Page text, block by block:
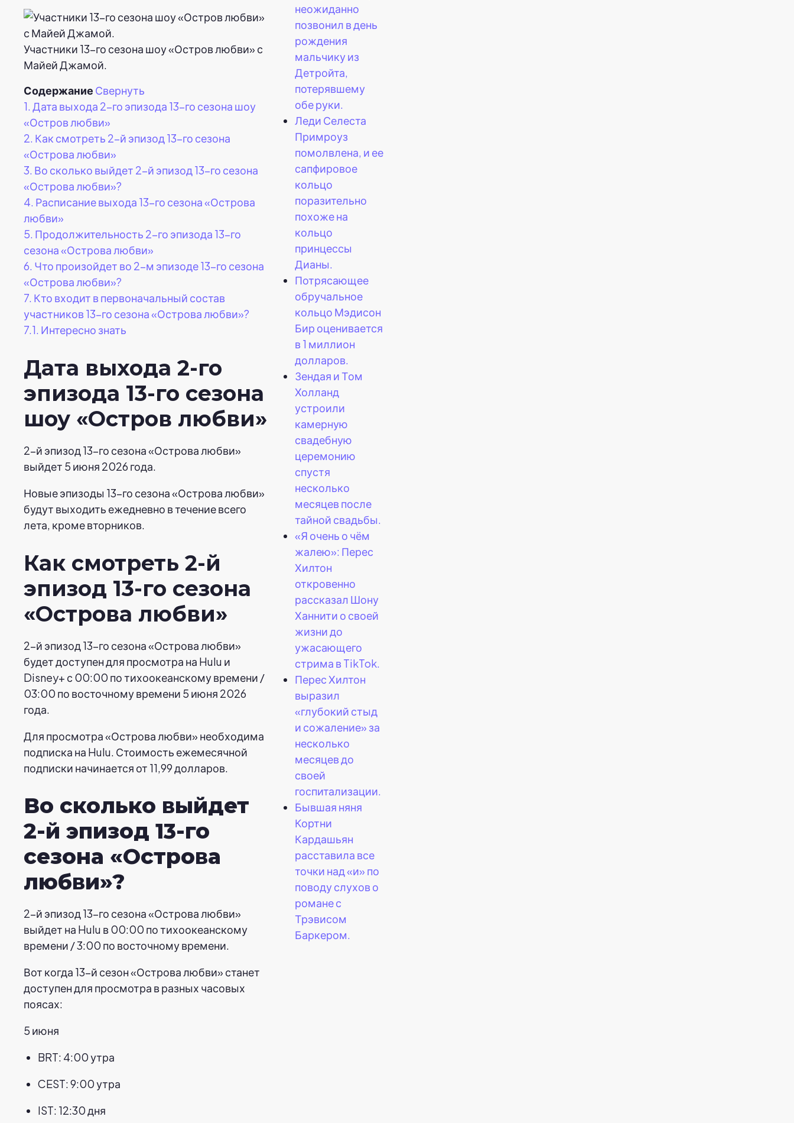
Участники 13-го сезона шоу «Остров любви» с
Майей Джамой.
Содержание Свернуть
1. Дата выхода 2-го эпизода 13-го сезона шоу
«Остров любви»
2. Как смотреть 2-й эпизод 13-го сезона
«Острова любви»
3. Во сколько выйдет 2-й эпизод 13-го сезона
«Острова любви»?
4. Расписание выхода 13-го сезона «Острова
любви»
5. Продолжительность 2-го эпизода 13-го
сезона «Острова любви»
6. Что произойдет во 2-м эпизоде 13-го сезона
«Острова любви»?
7. Кто входит в первоначальный состав
участников 13-го сезона «Острова любви»?
7.1. Интересно знать
Дата выхода 2-го
эпизода 13-го сезона
шоу «Остров любви»
2-й эпизод 13-го сезона «Острова любви»
выйдет 5 июня 2026 года.
Новые эпизоды 13-го сезона «Острова любви»
будут выходить ежедневно в течение всего
лета, кроме вторников.
Как смотреть 2-й
эпизод 13-го сезона
«Острова любви»
2-й эпизод 13-го сезона «Острова любви»
будет доступен для просмотра на Hulu и
Disney+ с 00:00 по тихоокеанскому времени /
03:00 по восточному времени 5 июня 2026
года.
Для просмотра «Острова любви» необходима
подписка на Hulu. Стоимость ежемесячной
подписки начинается от 11,99 долларов.
Во сколько выйдет
2-й эпизод 13-го
сезона «Острова
любви»?
2-й эпизод 13-го сезона «Острова любви»
выйдет на Hulu в 00:00 по тихоокеанскому
времени / 3:00 по восточному времени.
Вот когда 13-й сезон «Острова любви» станет
доступен для просмотра в разных часовых
поясах:
5 июня
BRT: 4:00 утра
CEST: 9:00 утра
IST: 12:30 дня
неожиданно
позвонил в день
рождения
мальчику из
Детройта,
потерявшему
обе руки.
Леди Селеста
Примроуз
помолвлена, и ее
сапфировое
кольцо
поразительно
похоже на
кольцо
принцессы
Дианы.
Потрясающее
обручальное
кольцо Мэдисон
Бир оценивается
в 1 миллион
долларов.
Зендая и Том
Холланд
устроили
камерную
свадебную
церемонию
спустя
несколько
месяцев после
тайной свадьбы.
«Я очень о чём
жалею»: Перес
Хилтон
откровенно
рассказал Шону
Ханнити о своей
жизни до
ужасающего
стрима в TikTok.
Перес Хилтон
выразил
«глубокий стыд
и сожаление» за
несколько
месяцев до
своей
госпитализации.
Бывшая няня
Кортни
Кардашьян
расставила все
точки над «и» по
поводу слухов о
романе с
Трэвисом
Баркером.